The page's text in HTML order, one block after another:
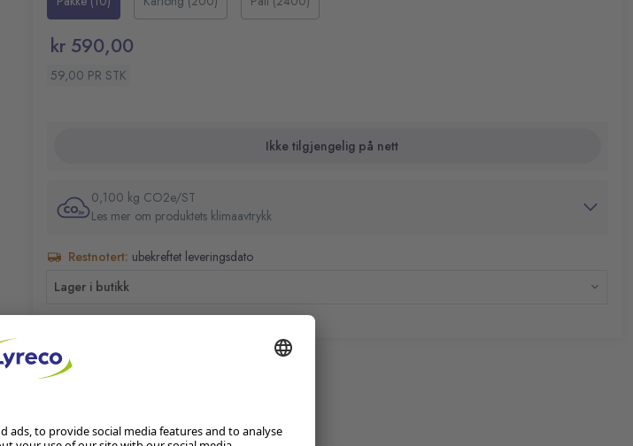
den rundt og trykk for å korrigere en enkeltbokstav. Det følger også med et enkelt vippelokk
som beskytter tuppen. Compact Flex Roller-teipen oppbevares i 50 % gjenvunnet plast, som
er fullstendig gjenvinnbar.
Lokket er festet på og beskytter tuppen mot skade
Plastbeholder laget av 50 % gjenvunnet materiale
100 % gjenvinnbar
kr 590,00
59,00 PR STK
Ikke tilgjengelig på nett
0,100 kg CO2e/ST
Les mer om produktets klimaavtrykk
Restnotert: ubekreftet leveringsdato
Lager i butikk